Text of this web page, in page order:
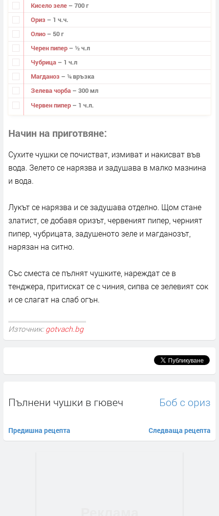
Кисело зеле – 700 г
Ориз – 1 ч.ч.
Олио – 50 г
Черен пипер – ½ ч.л
Чубрица – 1 ч.л
Магданоз – ¼ връзка
Зелева чорба – 300 мл
Червен пипер – 1 ч.л.
Начин на приготвяне
Сухите чушки се почистват, измиват и накисват във
вода. Зелето се нарязва и задушава в малко мазнина
и вода.
Лукът се нарязва и се задушава отделно. Щом стане
златист, се добавя оризът, червеният пипер, черният
пипер, чубрицата, задушеното зеле и магданозът,
нарязан на ситно.
Със сместа се пълнят чушките, нареждат се в
тенджера, притискат се с чиния, сипва се зелевият сок
и се слагат на слаб огън.
Източник: gotvach.bg
Пълнени чушки в гювеч
Предишна рецепта
Боб с ориз
Следваща рецепта